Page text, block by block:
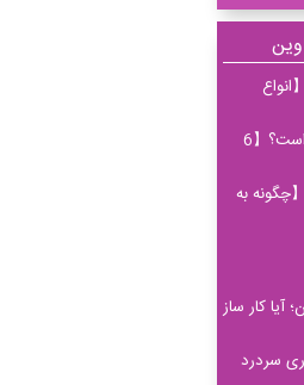
انواع
آیا درد پشت سر خطرناک است؟【6
به
آیا کار ساز
سردرد